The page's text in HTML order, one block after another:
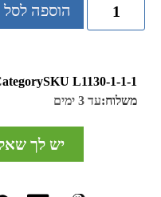
הוספה לסל
SKU L1130-1-1-1
משלוח:עד 3 ימים
יש לך